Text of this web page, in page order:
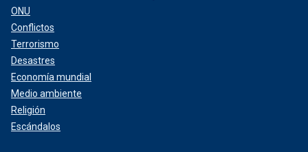
ONU
Conflictos
Terrorismo
Desastres
Economía mundial
Medio ambiente
Religión
Escándalos